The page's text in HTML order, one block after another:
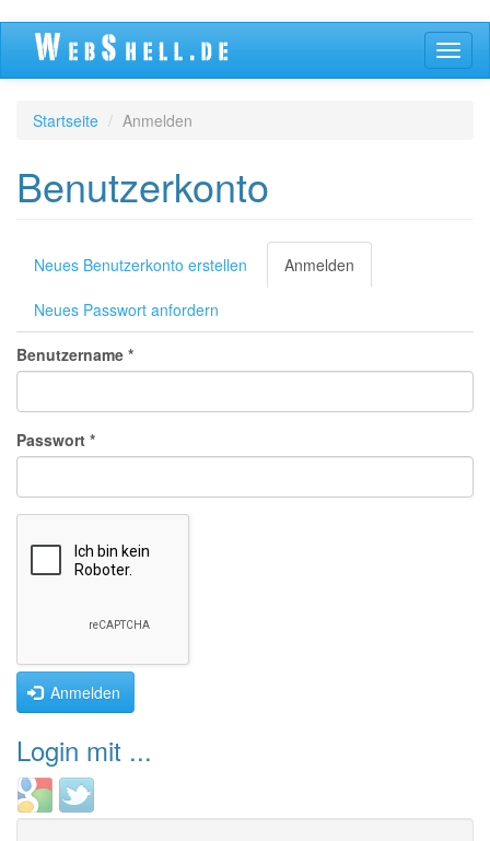
Direkt
Inhalt
Startseite Anmelden
Benutzerkonto
Primäre
Reiter
Neues Benutzerkonto erstellen Anmelden
Reiter)
Neues Passwort anfordern
Benutzername *
Passwort *
Anmelden
Login mit ...
Login
with
Login
with